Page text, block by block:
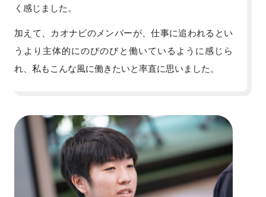
く感じました。
加えて、カオナビのメンバーが、仕事に追われるとい
うより主体的にのびのびと働いているように感じら
れ、私もこんな風に働きたいと率直に思いました。